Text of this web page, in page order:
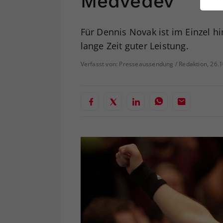
Für Dennis Novak ist im Einzel
lange Zeit guter Leistung.
Verfasst von: Presseaussendung / Redaktion,